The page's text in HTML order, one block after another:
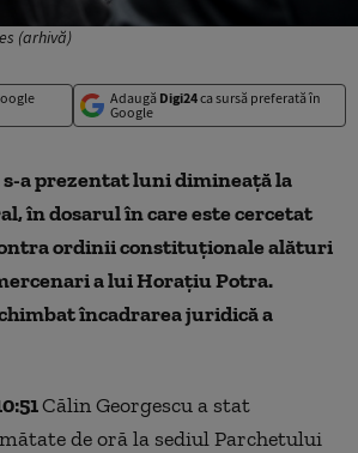
(arhivă)
Adaugă Digi24ca sursă preferată în
Google
s-a prezentat luni dimineaţă la
în dosarul în care este cercetat
ordinii constituţionale alături
a lui Horaţiu Potra.
încadrarea juridică a
Călin Georgescu a stat
de oră la sediul Parchetului